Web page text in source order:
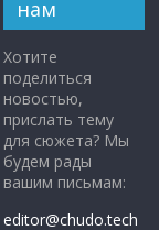
нам
Хотите
поделиться
новостью,
прислать тему
для сюжета? Мы
будем рады
вашим письмам:
editor@chudo.tech